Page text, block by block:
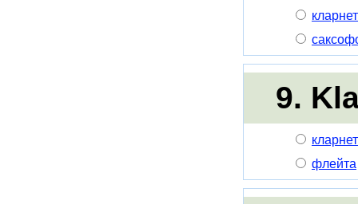
кларнет
9.
кларнет
флейта